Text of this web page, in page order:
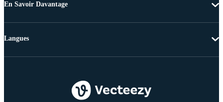
En Savoir Davantage
Langues